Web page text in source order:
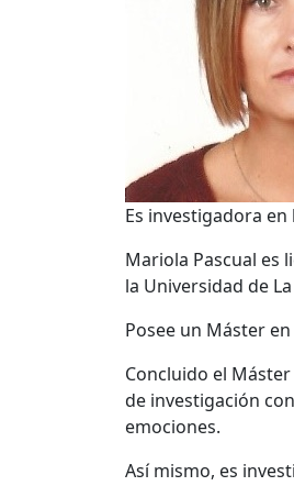
Es investigadora
Mariola Pascual es
la Universidad de
Posee un Máster
Concluido el
de investigación
emociones.
Así mismo, es